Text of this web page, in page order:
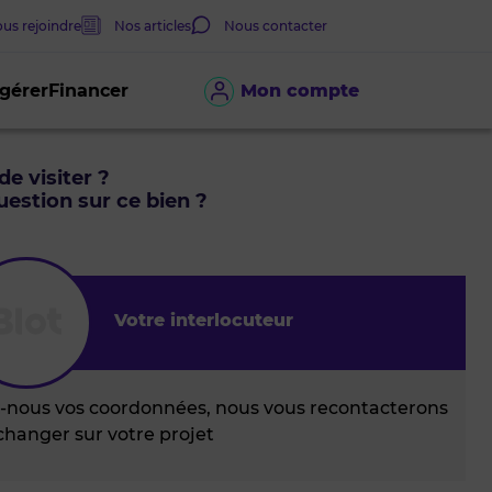
Mon compte
Financer
rejoindre Nos articles Nous contacter
visiter ?
sur ce bien ?
Votre interlocuteur
nous vos coordonnées, nous vous recontacterons
sur votre projet